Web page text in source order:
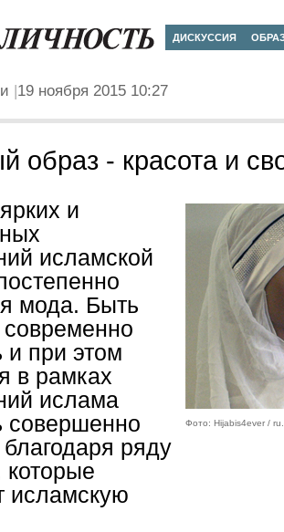
ДИСКУССИЯ
19 ноября 2015 10:27
образ - красота и
Фото: Hijabis4ever /
и
исламской
мода. Быть
и при этом
в рамках
ислама
совершенно
ряду
которые
исламскую